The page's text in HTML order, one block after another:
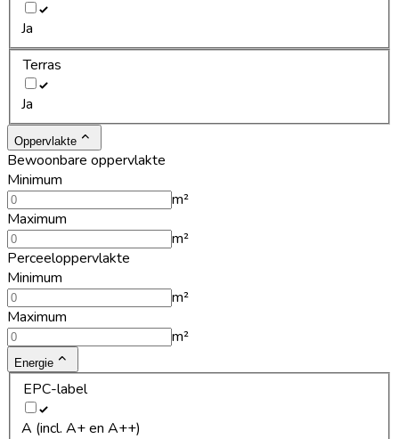
Ja
Terras
Ja
Oppervlakte
Bewoonbare oppervlakte
Minimum
m²
Maximum
m²
Perceeloppervlakte
Minimum
m²
Maximum
m²
Energie
EPC-label
A (incl. A+ en A++)